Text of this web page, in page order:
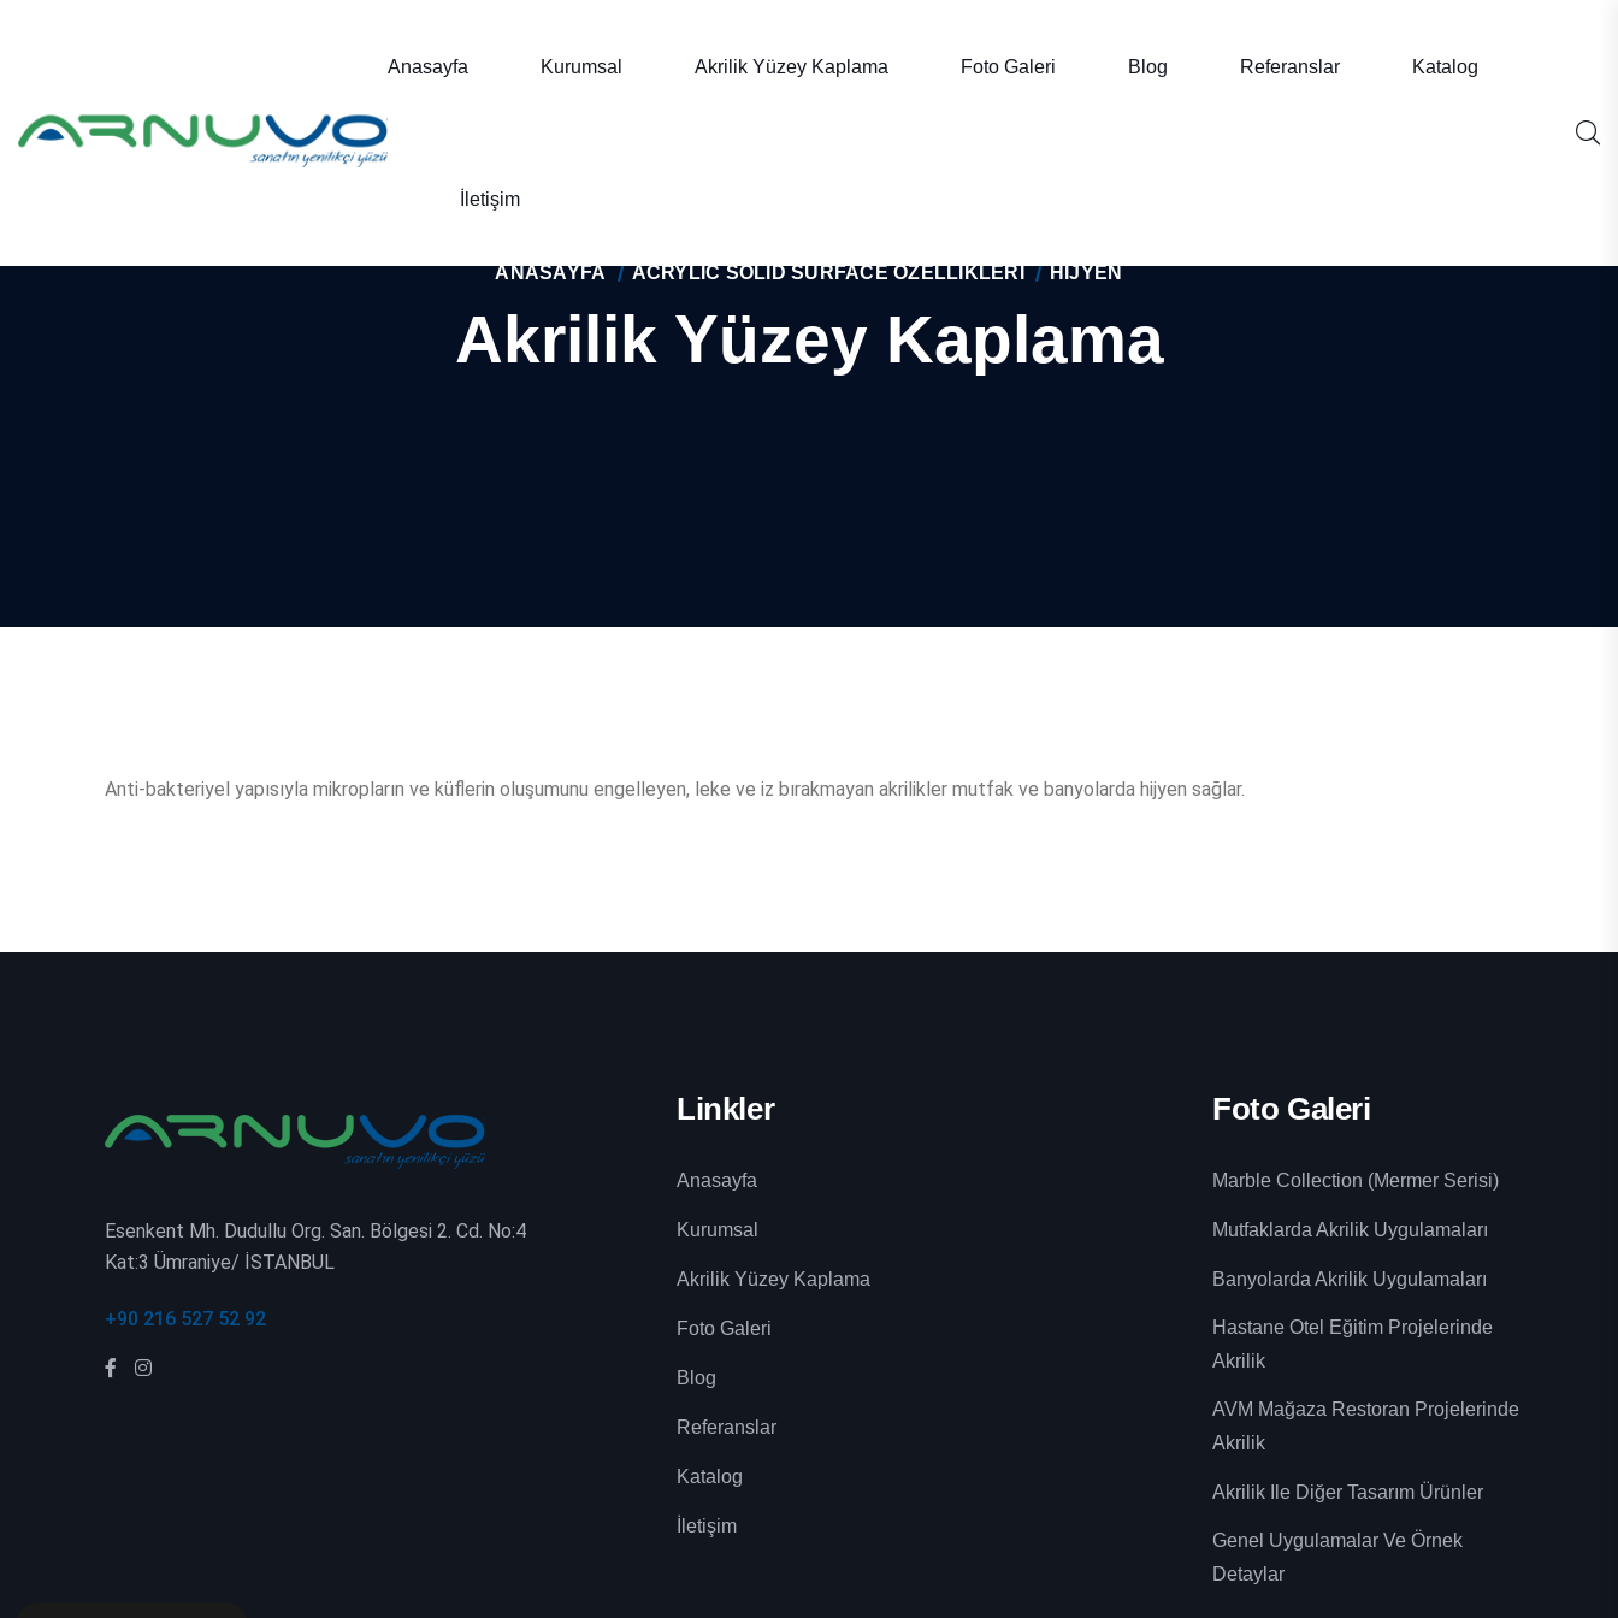
Anasayfa Kurumsal Akrilik Yüzey Kaplama Foto Galeri Blog Referanslar Katalog
İletişim
ANASAYFA ACRYLIC SOLID SURFACE ÖZELLIKLERI HIJYEN
Akrilik Yüzey Kaplama
Anti-bakteriyel yapısıyla mikropların ve küflerin oluşumunu engelleyen, leke ve iz bırakmayan akrilikler mutfak ve banyolarda hijyen sağlar.
Esenkent Mh. Dudullu Org. San. Bölgesi 2. Cd. No:4
Kat:3 Ümraniye/ İSTANBUL
+90 216 527 52 92
Linkler
Anasayfa
Kurumsal
Akrilik Yüzey Kaplama
Foto Galeri
Blog
Referanslar
Katalog
İletişim
Foto Galeri
Marble Collection (Mermer Serisi)
Mutfaklarda Akrilik Uygulamaları
Banyolarda Akrilik Uygulamaları
Hastane Otel Eğitim Projelerinde
Akrilik
AVM Mağaza Restoran Projelerinde
Akrilik
Akrilik Ile Diğer Tasarım Ürünler
Genel Uygulamalar Ve Örnek
Detaylar